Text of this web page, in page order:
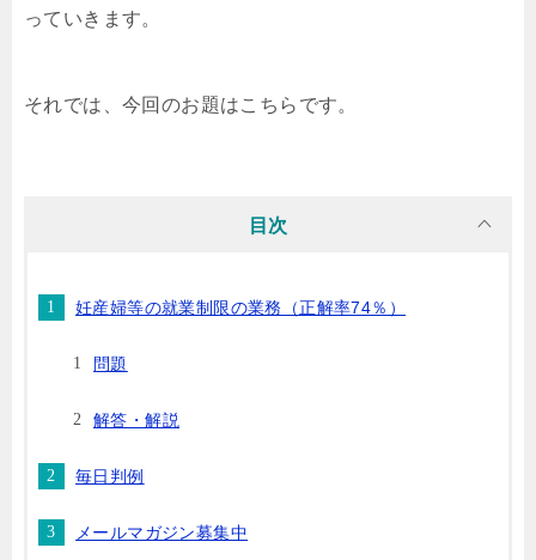
っていきます。
それでは、今回のお題はこちらです。
目次
妊産婦等の就業制限の業務（正解率74％）
問題
解答・解説
毎日判例
メールマガジン募集中